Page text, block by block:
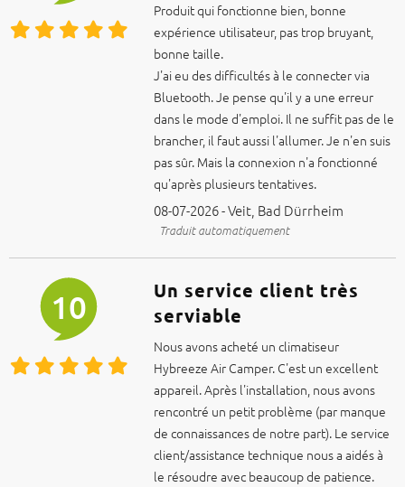
Produit qui fonctionne bien, bonne
expérience utilisateur, pas trop bruyant,
bonne taille.
J'ai eu des difficultés à le connecter via
Bluetooth. Je pense qu'il y a une erreur
dans le mode d'emploi. Il ne suffit pas de le
brancher, il faut aussi l'allumer. Je n'en suis
pas sûr. Mais la connexion n'a fonctionné
qu'après plusieurs tentatives.
08-07-2026 - Veit, Bad Dürrheim
Traduit automatiquement
10
Un service client très
serviable
Nous avons acheté un climatiseur
Hybreeze Air Camper. C'est un excellent
appareil. Après l'installation, nous avons
rencontré un petit problème (par manque
de connaissances de notre part). Le service
client/assistance technique nous a aidés à
le résoudre avec beaucoup de patience.